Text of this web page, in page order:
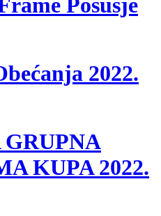
2022.
GRUPNA
KUPA 2022.